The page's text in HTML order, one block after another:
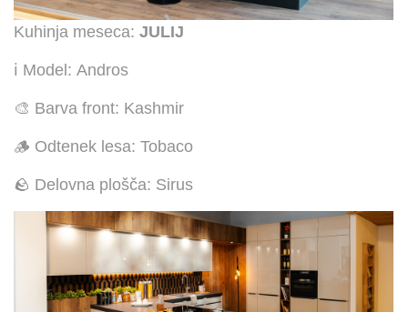
Kuhinja meseca: JULIJ
ℹ️ Model: Andros
🎨 Barva front: Kashmir
🪵 Odtenek lesa: Tobaco
🪨 Delovna plošča: Sirus